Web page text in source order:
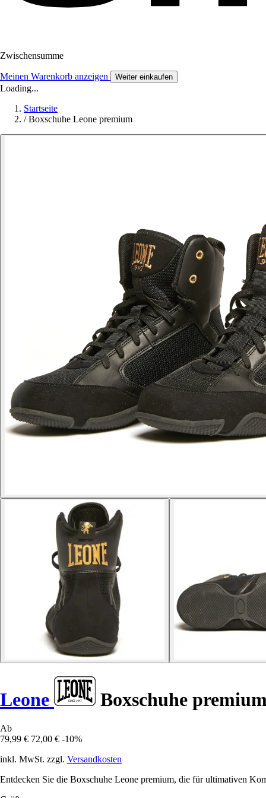
Zwischensumme
Meinen Warenkorb anzeigen Weiter einkaufen
Loading...
Startseite
/ Boxschuhe Leone premium
Leone Boxschuhe
Ab
79,99 € 72,00 € -10%
inkl. MwSt. zzgl. Versandkosten
Entdecken Sie die Boxschuhe Leone premium, die für ultimativen